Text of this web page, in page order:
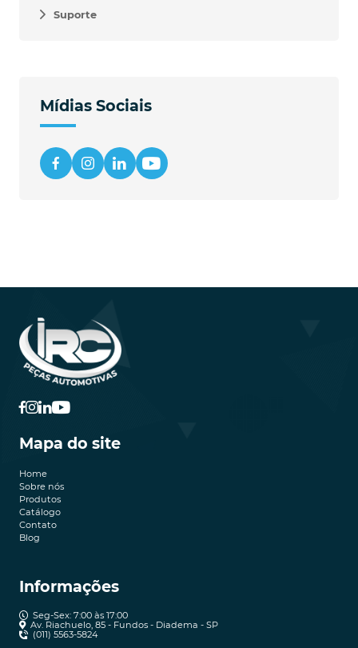
Suporte
Mídias Sociais
Mapa do site
Home
Sobre nós
Produtos
Catálogo
Contato
Blog
Informações
Seg-Sex: 7:00 às 17:00
Av. Riachuelo, 85 - Fundos - Diadema - SP
(011) 5563-5824